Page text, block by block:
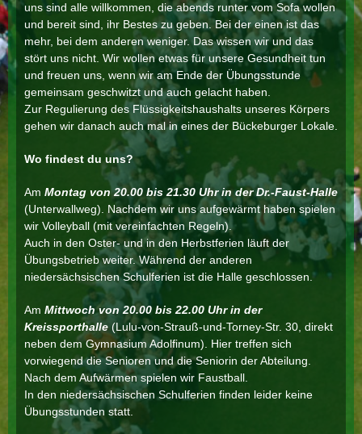
uns sind alle willkommen, die abends runter vom Sofa wollen
und bereit sind, ihr Bestes zu geben. Bei der einen ist das
mehr, bei dem anderen weniger. Das wissen wir und das
stört uns nicht. Wir wollen etwas für unsere Gesundheit tun
und freuen uns, wenn wir am Ende der Übungsstunde
gemeinsam geschwitzt und auch gelacht haben.
Zur Regulierung des Flüssigkeitshaushalts unseres Körpers
gehen wir danach auch mal in eines der Bückeburger Lokale.
Wo findest du uns?
Am Montag von 20.00 bis 21.30 Uhr in der Dr.-Faust-Halle
(Unterwallweg). Nachdem wir uns aufgewärmt haben spielen
wir Volleyball (mit vereinfachten Regeln).
Auch in den Oster- und in den Herbstferien läuft der
Übungsbetrieb weiter. Während der anderen
niedersächsischen Schulferien ist die Halle geschlossen.
Am Mittwoch von 20.00 bis 22.00 Uhr in der
Kreissporthalle (Lulu-von-Strauß-und-Torney-Str. 30, direkt
neben dem Gymnasium Adolfinum). Hier treffen sich
vorwiegend die Senioren und die Seniorin der Abteilung.
Nach dem Aufwärmen spielen wir Faustball.
In den niedersächsischen Schulferien finden leider keine
Übungsstunden statt.